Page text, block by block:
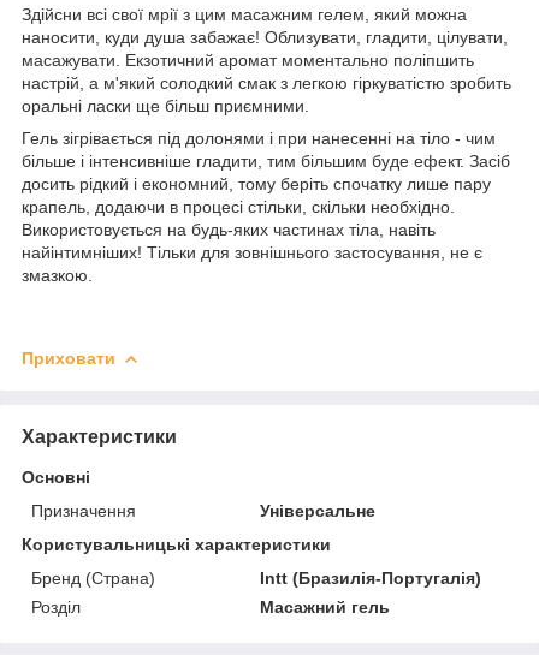
Здійсни всі свої мрії з цим масажним гелем, який можна
наносити, куди душа забажає! Облизувати, гладити, цілувати,
масажувати. Екзотичний аромат моментально поліпшить
настрій, а м'який солодкий смак з легкою гіркуватістю зробить
оральні ласки ще більш приємними.
Гель зігрівається під долонями і при нанесенні на тіло - чим
більше і інтенсивніше гладити, тим більшим буде ефект. Засіб
досить рідкий і економний, тому беріть спочатку лише пару
крапель, додаючи в процесі стільки, скільки необхідно.
Використовується на будь-яких частинах тіла, навіть
найінтимніших! Тільки для зовнішнього застосування, не є
змазкою.
Приховати
Характеристики
Основні
Призначення
Універсальне
Користувальницькі характеристики
Бренд (Страна)
Intt (Бразилія-Португалія)
Розділ
Масажний гель